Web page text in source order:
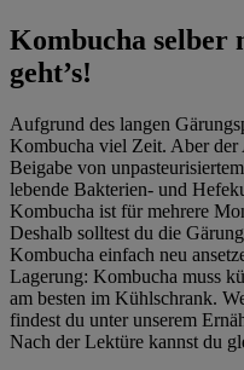
Kombucha selber
geht’s!
Aufgrund des langen
Kombucha viel Zeit. Aber
Beigabe von
lebende Bakterien- und
Kombucha ist für mehrere
Deshalb solltest du die
Kombucha einfach neu
Lagerung: Kombucha muss
am besten im Kühlschrank.
findest du unter unserem
Nach der Lektüre kannst du